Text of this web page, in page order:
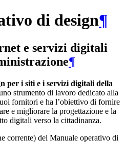
di design¶
e servizi digitali
¶
per i siti e i servizi digitali della
strumento di lavoro dedicato alla
fornitori e ha l’obiettivo di fornire
e migliorare la progettazione e la
digitali verso la cittadinanza.
corrente) del Manuale operativo di